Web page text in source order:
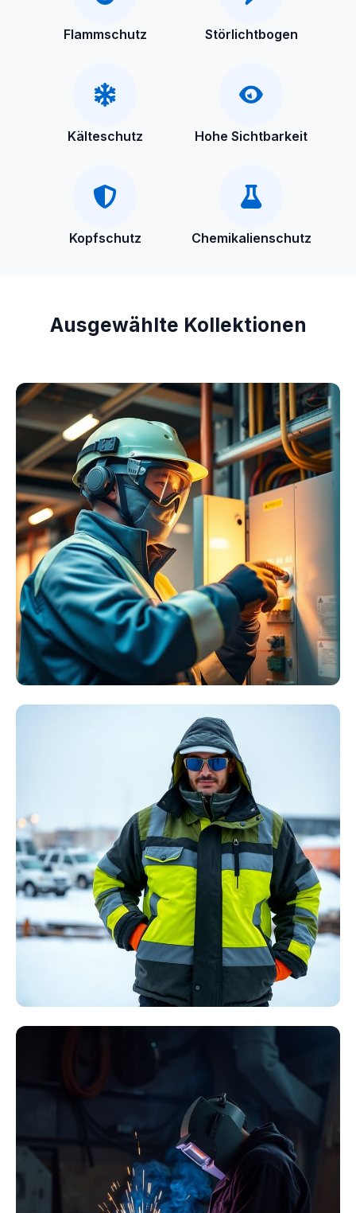
Flammschutz Störlichtbogen
Kälteschutz Hohe Sichtbarkeit
Kopfschutz Chemikalienschutz
Ausgewählte Kollektionen
Störlichtbogen
Komplett-Sets
Winter Arbeitskleidung
Essentials